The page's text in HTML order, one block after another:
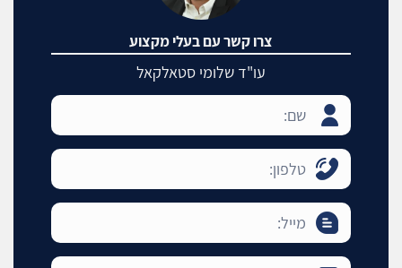
צרו קשר עם בעלי מקצוע
עו"ד שלומי סטאלקאל